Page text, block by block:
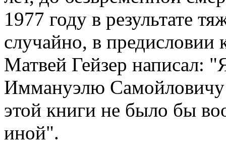
1977 году в результате
случайно, в
Матвей Гейзер написал:
Иммануэлю Самойловичу
этой книги не было бы
иной".